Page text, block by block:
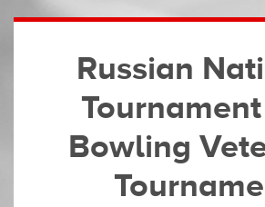
Russian
Bowling